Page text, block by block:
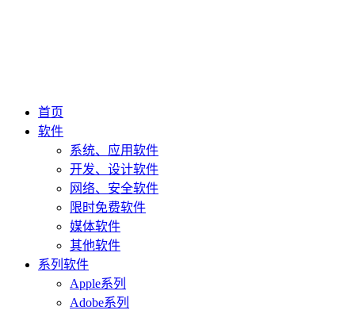
首页
软件
系统、应用软件
开发、设计软件
网络、安全软件
限时免费软件
媒体软件
其他软件
系列软件
Apple系列
Adobe系列